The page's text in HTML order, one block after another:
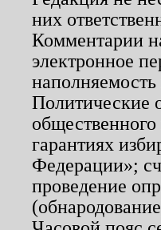
них
Комментарии
электронное
Политические
гарантиях
Федерации»;
проведение